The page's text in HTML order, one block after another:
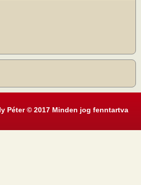
Péter © 2017 Minden jog fenntartva